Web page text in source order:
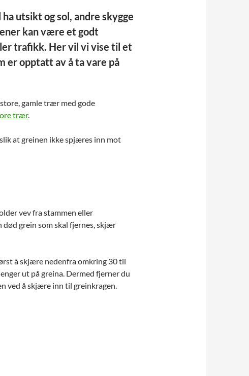
utsikt og sol, andre skygge
kan være et godt
trafikk. Her vil vi vise til et
er opptatt av å ta vare på
gamle trær med gode
trær.
at greinen ikke spjæres inn mot
vev fra stammen eller
død grein som skal fjernes, skjær
å skjære nedenfra omkring 30 til
ut på greina. Dermed fjerner du
ved å skjære inn til greinkragen.